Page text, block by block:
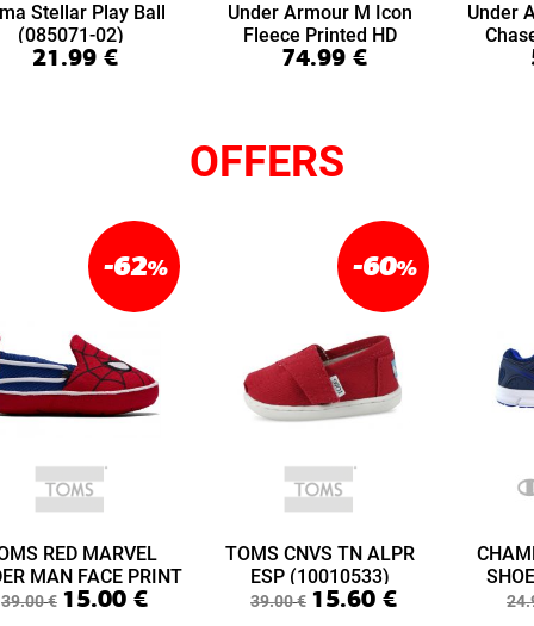
Stellar Play Ball
(085071-02)
21.99 €
Under Armour M Icon
Fleece Printed HD
(6016615-008)
74.99 €
Under
OFFERS
-62%
RED MARVEL
MAN FACE PRINT
LIME LAYETTE
39.00€ 15.00 €
-60%
TOMS CNVS TN ALPR
ESP (10010533)
39.00€ 15.60 €